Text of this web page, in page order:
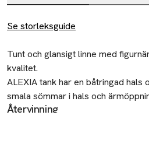
Beskrivning
Se storleksguide
Tunt och glansigt linne med
kvalitet.
ALEXIA tank har en båtringad hals
smala sömmar i hals och
Linnet blir fint till både kjol och byxor.
Återvinning